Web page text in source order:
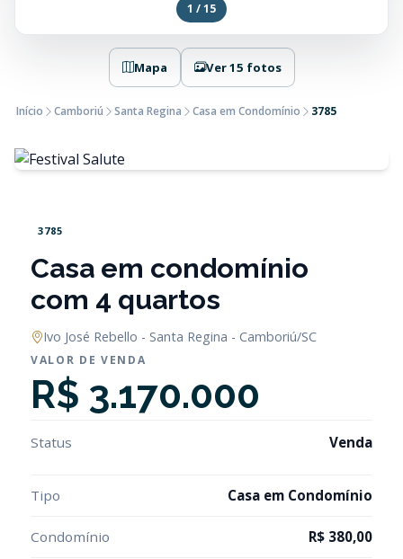
1 / 15
Mapa Ver 15 fotos
Início Camboriú Santa Regina Casa em Condomínio 3785
3785
Casa em condomínio
com 4 quartos
Ivo José Rebello - Santa Regina - Camboriú/SC
VALOR DE VENDA
R$ 3.170.000
Status Venda
Tipo Casa em Condomínio
Condomínio R$ 380,00